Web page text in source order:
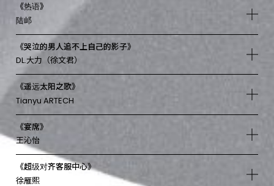
《热语》
陆邖
《哭泣的男人追不上自己的影子》
DL.大力（徐文君）
《遥远太阳之歌》
Tianyu ARTECH
《宴席》
王沁怡
《超级对齐客服中心》
徐雁熙